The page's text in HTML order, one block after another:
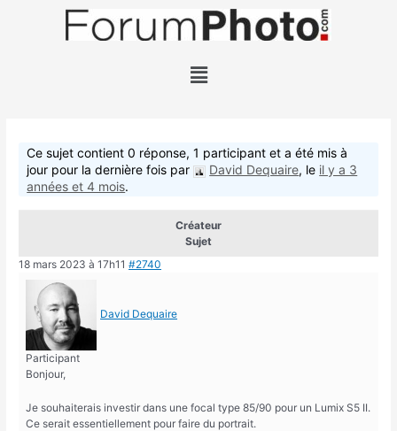
Ce sujet contient 0 réponse, 1 participant et a été mis à
jour pour la dernière fois par
David Dequaire, le il y a 3
années et 4 mois.
Créateur
Sujet
18 mars 2023 à 17h11 #2740
David Dequaire
Participant
Bonjour,
Je souhaiterais investir dans une focal type 85/90 pour un Lumix S5 II.
Ce serait essentiellement pour faire du portrait.